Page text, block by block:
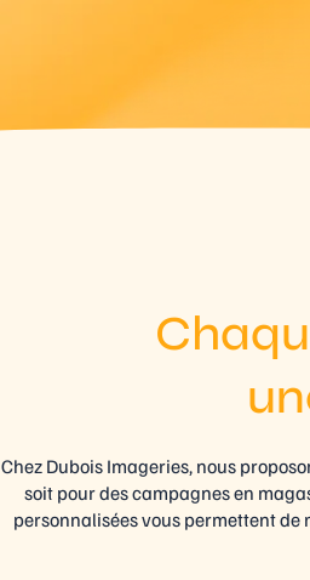
Chez Dubois Imageries, nous
soit pour des campagnes en
personnalisées vous permettent